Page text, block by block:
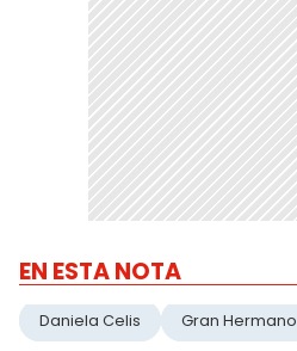
EN ESTA NOTA
Daniela Celis Gran Hermano